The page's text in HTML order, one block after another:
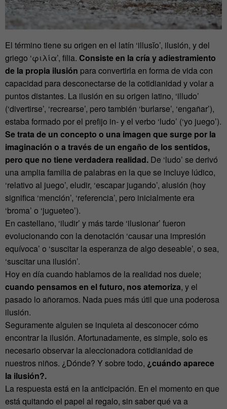
El término tiene su origen en el latín ‘illusĭo’, ilusión, y del
griego ‘φιλία’, filia. Consiste en la cría y adiestramiento
de la propia ilusión para convertirla en forma de vida con
capacidad para desconectarse de la cotidianidad y volar a
puntos distantes. La ilusión en su origen latino, ‘illudo’
(‘divertirse’, ‘recrearse’, pero también ‘burlarse’, ‘engañar’),
estaba formado por el prefijo in- y el verbo ‘ludo’ (‘yo juego’).
Se trata de un concepto o una imagen que surge por la
imaginación o a través de un engaño de los sentidos,
pero que no tiene verdadera realidad. De ‘ludo’ se derivó
una amplia familia de palabras en la que se incluye lúdico,
‘relativo al juego’, eludir, ‘escapar jugando’, alusión (hoy
significa ‘mención’, ‘referencia’, pero inicialmente era
‘broma’ o ‘jugueteo’).
En castellano, ‘iludir’ y más tarde ‘ilusionar’ fueron
evolucionando con la denotación ‘causar una impresión
equívoca’ o ‘suscitar la esperanza de algo deseable’, o sea,
‘suscitar una ilusión’.
Hoy en día cuando hablamos de la realidad nos duele;
cuando pensamos en el futuro, nos atemoriza, y el
pasado lo añoramos. Nada pues más útil que una poderosa
ilusión.
Seguramente alguien se inquieta al desconocer cómo
encontrar la ilusión. Afortunadamente, es simple, solo es
necesario observar la aleccionadora cotidianidad de
nuestros niños. ¿Dónde? Y sobre todo, ¿cuándo aparece
la ilusión?.
La respuesta está en la anticipación. En el momento en que
está quitando el papel al regalo, sin saber qué va a